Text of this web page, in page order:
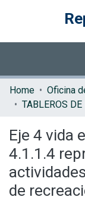
Communities &
Browse DSpace
Statistics
Home
TABLEROS DE
Eje 4 vida
4.1.1.4
de